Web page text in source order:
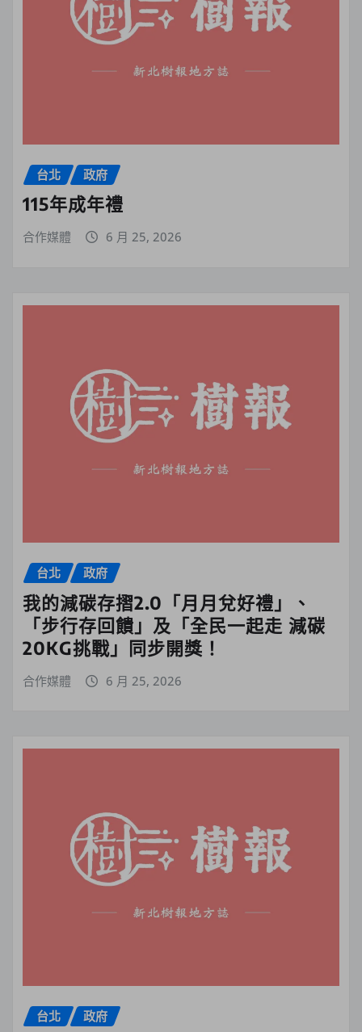
台北 政府
115年成年禮
合作媒體 6 月 25, 2026
台北 政府
我的減碳存摺2.0「月月兌好禮」、
「步行存回饋」及「全民一起走 減碳
20KG挑戰」同步開獎！
合作媒體 6 月 25, 2026
台北 政府